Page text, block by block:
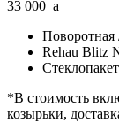
33 000 a
Поворотная
Rehau Blitz
*В стоимость
козырьки,